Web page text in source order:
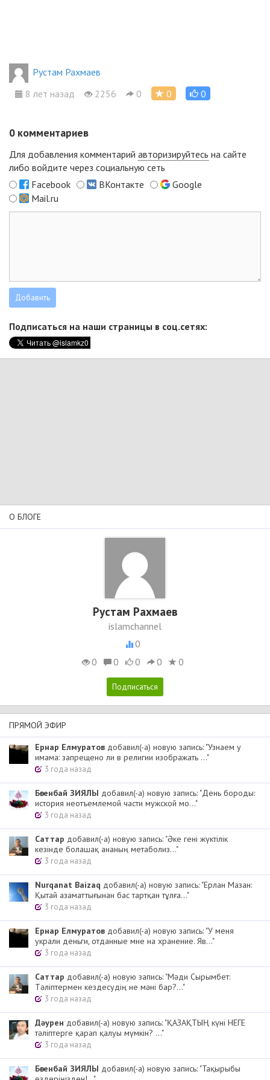
Рустам Рахмаев
8 лет назад
2256 0 0 0
0 комментариев
Для добавления комментарий авторизируйтесь на сайте
либо войдите через социальную сеть
Facebook
ВКонтакте
Google
Mail.ru
Подписаться на наши страницы в соц.сетях:
О БЛОГЕ
Рустам Рахмаев
islamchannel
0
0
0 0 0 0
ПРЯМОЙ ЭФИР
Ернар Елмуратов добавил(-а) новую запись: "Узнаем у
имама: запрещено ли в религии изображать ..."
3 года назад
Бөгенбай ЗИЯЛЫ добавил(-а) новую запись: "День бороды:
история неотъемлемой части мужской мо..."
3 года назад
Cаттар добавил(-а) новую запись: "Әке гені жүктілік
кезінде болашақ ананың метаболиз..."
3 года назад
Nurqanat Baizaq добавил(-а) новую запись: "Ерлан Мазан:
Қытай азаматтығынан бас тартқан тұлға..."
3 года назад
Ернар Елмуратов добавил(-а) новую запись: "У меня
украли деньги, отданные мне на хранение. Яв..."
3 года назад
Cаттар добавил(-а) новую запись: "Мәди Сырымбет:
Тәліптермен кездесудің не мәні бар?..."
3 года назад
Дәурен добавил(-а) новую запись: "ҚАЗАҚТЫҢ күні НЕГЕ
тәліптерге қарап қалуы мүмкін? ..."
3 года назад
Бөгенбай ЗИЯЛЫ добавил(-а) новую запись: "Тақырыбы